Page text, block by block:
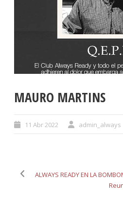
MAURO MARTINS
11 Abr 2022 admin_always
ALWAYS READY EN LA